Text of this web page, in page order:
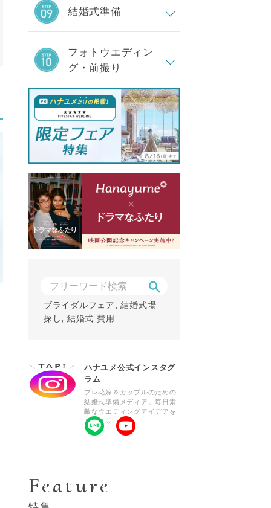
結婚式準備
フォトウエディン
グ・前撮り
ブライダルフェア,結婚式場
探し, 結婚式 費用
ハナユメ公式インスタグ
ラム
プレ花嫁＆カップルのための
結婚式準備メディア。毎日素
敵なウエディングアイデアを
お届け♡
Feature